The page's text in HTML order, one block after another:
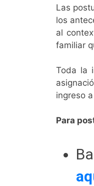
Las
los
al
familiar
Toda la
ingreso
Para